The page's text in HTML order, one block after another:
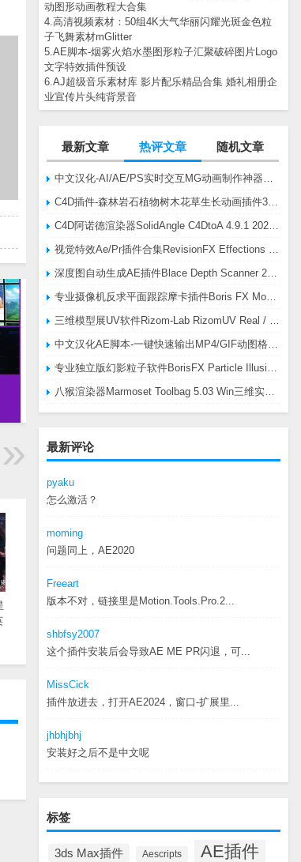
动图形动画教程大合集
4.高清视频素材：50组4K大气华丽闪耀光斑金色粒
子飞舞素材mGlitter
5.AE脚本-烟雾火焰水墨图形粒子汇聚破碎图片Logo
文字特效插件预设
6.AJ超级音乐素材库 影片配乐精品合集 婚礼相册企
业宣传片头纯背景音
最新文章 热评文章 随机文章
最新评论
pyaku
怎么激活？
moming
问题同上，AE2020
Freeart
版本不对，链接里是Motion.Tools.Pro.2...
shbfsy2007
这个插件安装后会导致AE ME PR闪退，可...
MissCick
插件放进去，打开AE2024，窗口-扩展里...
jhbhjbhj
安装好之后不是中文呢
标签
3ds Max插件 Aescripts AE插件